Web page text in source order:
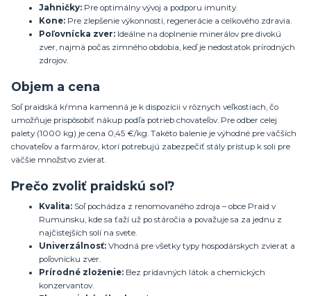
Jahničky: Pre optimálny vývoj a podporu imunity.
Kone: Pre zlepšenie výkonnosti, regenerácie a celkového zdravia.
Poľovnícka zver: Ideálne na doplnenie minerálov pre divokú
zver, najmä počas zimného obdobia, keď je nedostatok prírodných
zdrojov.
Objem a cena
Soľ praidská kŕmna kamenná je k dispozícii v rôznych veľkostiach, čo
umožňuje prispôsobiť nákup podľa potrieb chovateľov. Pre odber celej
palety (1000 kg) je cena 0,45 €/kg. Takéto balenie je výhodné pre väčších
chovateľov a farmárov, ktorí potrebujú zabezpečiť stály prístup k soli pre
väčšie množstvo zvierat.
Prečo zvoliť praidskú soľ?
Kvalita: Soľ pochádza z renomovaného zdroja – obce Praid v
Rumunsku, kde sa ťaží už po stáročia a považuje sa za jednu z
najčistejších solí na svete.
Univerzálnosť: Vhodná pre všetky typy hospodárskych zvierat a
poľovnícku zver.
Prírodné zloženie: Bez prídavných látok a chemických
konzervantov.